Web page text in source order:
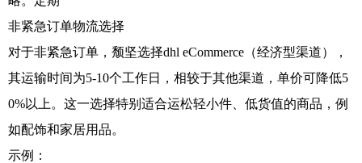
非紧急订单物流选择
对于非紧急订单，颓坚选择dhl eCommerce（经济型渠道），
其运输时间为5-10个工作日，相较于其他渠道，单价可降低5
0%以上。这一选择特别适合运松轻小件、低货值的商品，例
如配饰和家居用品。
示例：